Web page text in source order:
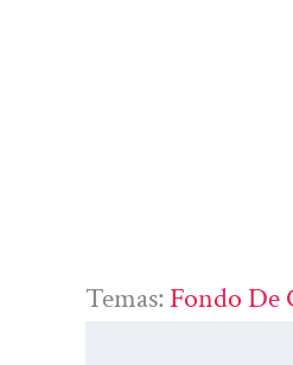
Temas: Fondo De